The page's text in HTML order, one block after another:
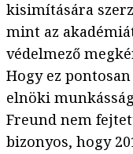
kisimítására
mint az
védelmező
Hogy ez
elnöki
Freund nem
bizonyos, hogy